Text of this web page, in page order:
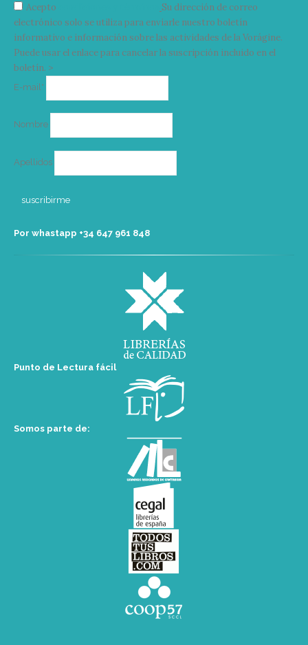
Acepto
Su dirección de correo
electrónico solo se utiliza para enviarle nuestro boletín
informativo e información sobre las actividades de la Vorágine.
Puede usar el enlace para cancelar la suscripción incluido en el
boletín. >
E-mail*
Nombre
Apellidos
Por whastapp +34 ‭647 961 848‬
Punto de Lectura fácil
Somos parte de: